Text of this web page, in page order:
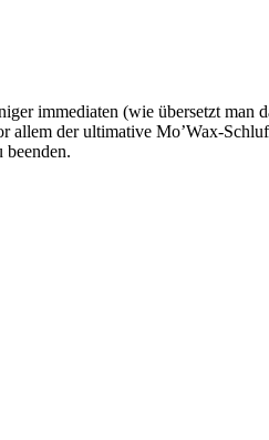
immediaten (wie übersetzt man
der ultimative Mo’Wax-